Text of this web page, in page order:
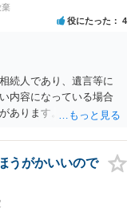
役にたった 4
続人であり、遺言等に
内容になっている場合
あります。ただし、
性があります。相続登
知った日から３年以内
額請求は、相続開始お
を知った時から１年で
が経過すると、認識の
うがかいいので